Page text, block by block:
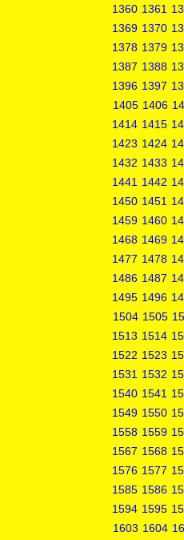
1360 1361
1369 1370
1378 1379
1387 1388
1396 1397
1405 1406
1414 1415
1423 1424
1432 1433
1441 1442
1450 1451
1459 1460
1468 1469
1477 1478
1486 1487
1495 1496
1504 1505
1513 1514
1522 1523
1531 1532
1540 1541
1549 1550
1558 1559
1567 1568
1576 1577
1585 1586
1594 1595
1603 1604